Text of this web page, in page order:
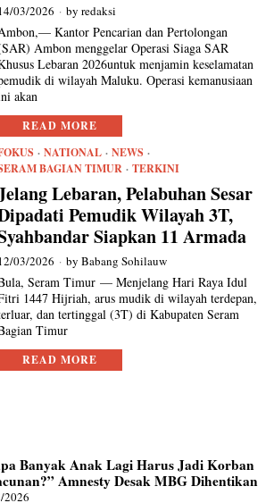
03/2026 byredaksi
Kantor Pencarian dan Pertolongan
Ambon menggelar Operasi Siaga SAR
Lebaran 2026untuk menjamin keselamatan
di wilayah Maluku. Operasi kemanusiaan
akan
READ MORE
· NATIONAL · NEWS ·
BAGIAN TIMUR · TERKINI
Lebaran, Pelabuhan Sesar
Pemudik Wilayah 3T,
Siapkan 11 Armada
03/2026 byBabang Sohilauw
Seram Timur — Menjelang Hari Raya Idul
1447 Hijriah, arus mudik di wilayah terdepan,
dan tertinggal (3T) di Kabupaten Seram
Timur
READ MORE
Banyak Anak Lagi Harus Jadi Korban
Amnesty Desak MBG Dihentikan
2026